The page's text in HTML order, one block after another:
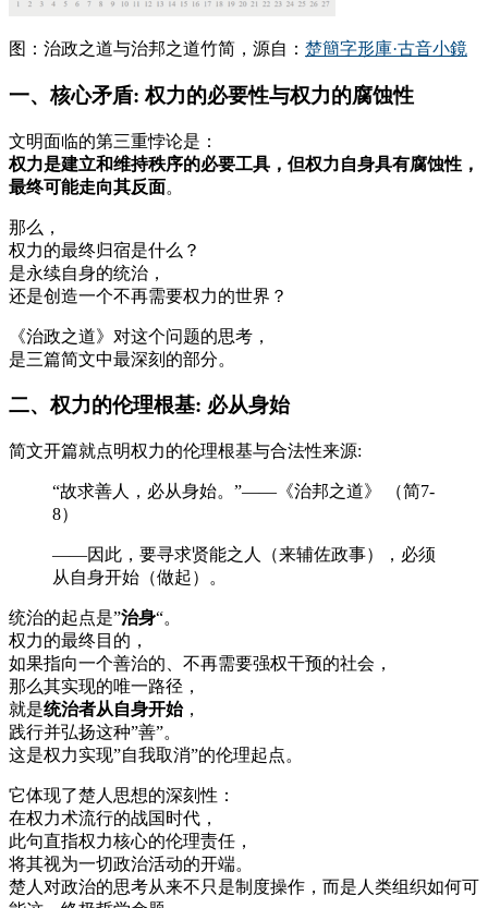
图：治政之道与治邦之道竹简，源自： 楚簡字形庫·古音小鏡
一、核心矛盾: 权力的必要性与权力的腐蚀性
文明面临的第三重悖论是：
权力是建立和维持秩序的必要工具，但权力自身具有腐蚀性，
最终可能走向其反面。
那么，
权力的最终归宿是什么？
是永续自身的统治，
还是创造一个不再需要权力的世界？
《治政之道》对这个问题的思考，
是三篇简文中最深刻的部分。
二、权力的伦理根基: 必从身始
简文开篇就点明权力的伦理根基与合法性来源:
“故求善人，必从身始。”——《治邦之道》 （简7-
8）
——因此，要寻求贤能之人（来辅佐政事），必须
从自身开始（做起）。
统治的起点是”治身“。
权力的最终目的，
如果指向一个善治的、不再需要强权干预的社会，
那么其实现的唯一路径，
就是统治者从自身开始，
践行并弘扬这种”善”。
这是权力实现”自我取消”的伦理起点。
它体现了楚人思想的深刻性：
在权力术流行的战国时代，
此句直指权力核心的伦理责任，
将其视为一切政治活动的开端。
楚人对政治的思考从来不只是制度操作，而是人类组织如何可